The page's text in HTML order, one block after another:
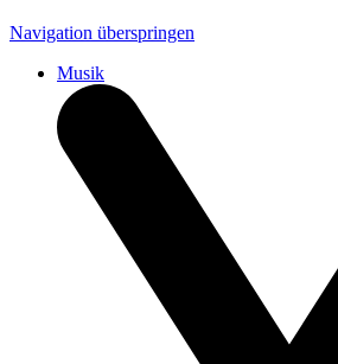
Navigation überspringen
Musik